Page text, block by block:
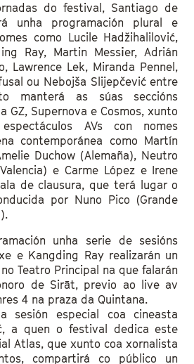
do festival, Santiago de
unha programación plural e
como Lucile Hadžihalilović,
Ray, Martin Messier, Adrián
Lawrence Lek, Miranda Pennel,
ou Nebojša Slijepčević entre
manterá as súas seccións
GZ, Supernova e Cosmos, xunto
AVs con nomes
contemporánea como Martín
Duchow (Alemaña), Neutro
e Carme López e Irene
de clausura, que terá lugar o
por Nuno Pico (Grande
unha serie de sesións
e Kangding Ray realizarán un
Teatro Principal na que falarán
de Sirāt, previo ao live av
4 na praza da Quintana.
sesión especial coa cineasta
a quen o festival dedica este
Atlas, que xunto coa xornalista
compartirá co público un